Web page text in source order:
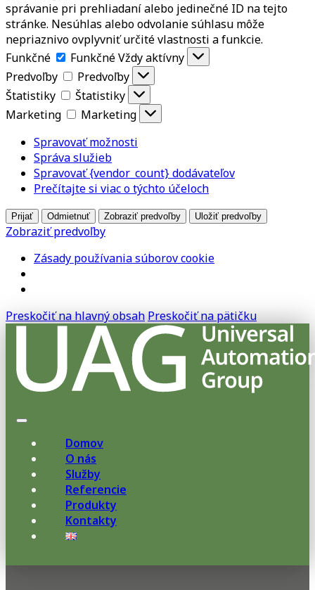
správanie pri prehliadaní alebo jedinečné ID na tejto
stránke. Nesúhlas alebo odvolanie súhlasu môže
nepriaznivo ovplyvniť určité vlastnosti a funkcie.
Funkčné
FunkčnéVždy aktívny
Predvoľby
Predvoľby
Štatistiky
Štatistiky
Marketing
Marketing
Spravovať možnosti
Správa služieb
Spravovať {vendor_count} dodávateľov
Prečítajte si viac o týchto účeloch
Prijať Odmietnuť Zobraziť predvoľby Uložiť predvoľby
Zobraziť predvoľby
Zásady používania súborov cookie
Preskočiť na hlavný obsah Preskočiť na pätičku
Domov
O nás
Služby
Referencie
Produkty
Kontakty